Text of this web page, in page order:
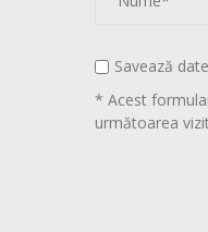
Savează
* Acest
următoarea